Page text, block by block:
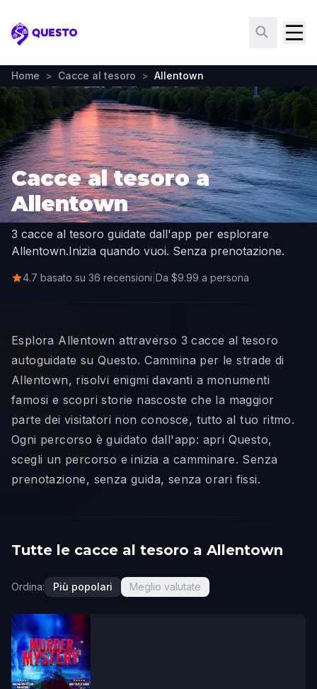
Questo
Home > Cacce al tesoro > Allentown
Cacce al tesoro a
Allentown
3 cacce al tesoro guidate dall'app per esplorare
Allentown.Inizia quando vuoi. Senza prenotazione.
4.7 basato su 36 recensioni Da $9.99 a persona
Esplora Allentown attraverso 3 cacce al tesoro
autoguidate su Questo. Cammina per le strade di
Allentown, risolvi enigmi davanti a monumenti
famosi e scopri storie nascoste che la maggior
parte dei visitatori non conosce, tutto al tuo ritmo.
Ogni percorso è guidato dall'app: apri Questo,
scegli un percorso e inizia a camminare. Senza
prenotazione, senza guida, senza orari fissi.
Tutte le cacce al tesoro a Allentown
Ordina: Più popolari Meglio valutate